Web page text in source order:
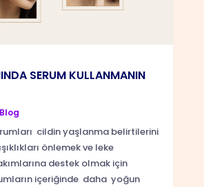
SERUM KULLANMANIN
Blog
cildin yaşlanma belirtilerini
önlemek ve leke
destek olmak için
içeriğinde daha yoğun